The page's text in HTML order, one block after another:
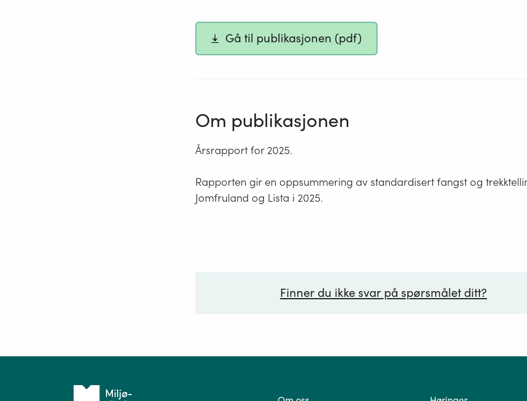
Gå til publikasjonen (pdf)
Om publikasjonen
Årsrapport for 2025.
Rapporten gir en oppsummering av standardisert fangst og
Jomfruland og Lista i 2025.
Finner du ikke svar på spørsmålet ditt?
Tilbake